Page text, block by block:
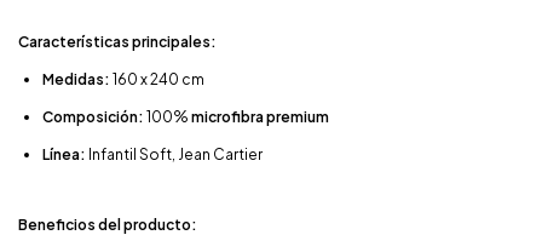
Características principales:
Medidas: 160 x 240 cm
Composición: 100% microfibra premium
Línea: Infantil Soft, Jean Cartier
Beneficios del producto: